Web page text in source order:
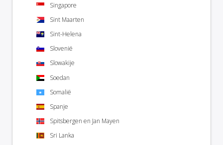
Singapore
Sint Maarten
Sint-Helena
Slovenië
Slowakije
Soedan
Somalië
Spanje
Spitsbergen en Jan Mayen
Sri Lanka